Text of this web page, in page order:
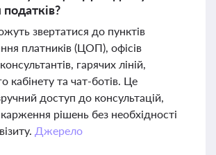
звертатися до пунктів
платників (ЦОП), офісів
гарячих ліній,
кабінету та чат-ботів. Це
доступ до консультацій,
рішень без необхідності
Джерело